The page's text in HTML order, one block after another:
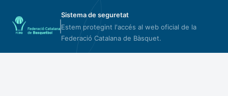
Sistema de seguretat
Estem protegint l'accés al web oficial de la
Federació Catalana de Bàsquet.